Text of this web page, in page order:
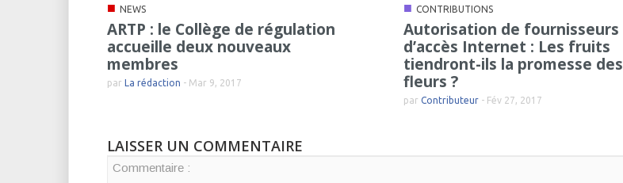
■ NEWS
ARTP : le Collège de régulation
accueille deux nouveaux
membres
par La rédaction - Mar 9, 2017
■ CONTRIBUTIONS
Autorisation de fournisseurs
d’accès Internet : Les fruits
tiendront-ils la promesse des
fleurs ?
par Contributeur- Fév 27, 2017
LAISSER UN COMMENTAIRE